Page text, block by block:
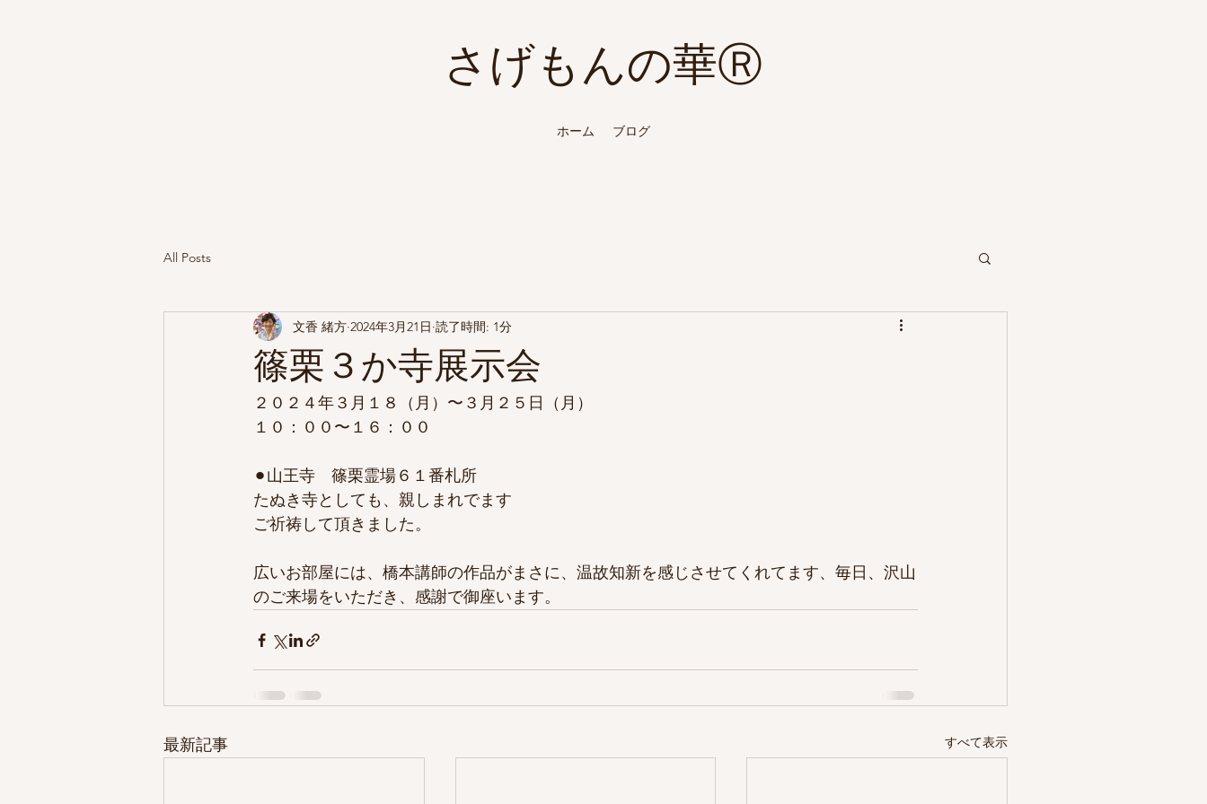
さげもんの華Ⓡ
ホーム ブログ
All Posts
篠栗３か寺展示会
文香 緒方 2024年3月21日 読了時間: 1分
２０２４年３月１８（月）〜３月２５日（月）
１０：００〜１６：００
⚫︎山王寺　篠栗霊場６１番札所
たぬき寺としても、親しまれでます
ご祈祷して頂きました。
広いお部屋には、橋本講師の作品がまさに、温故知新を感じさせてくれてます、毎日、沢山
のご来場をいただき、感謝で御座います。
最新記事 すべて表示